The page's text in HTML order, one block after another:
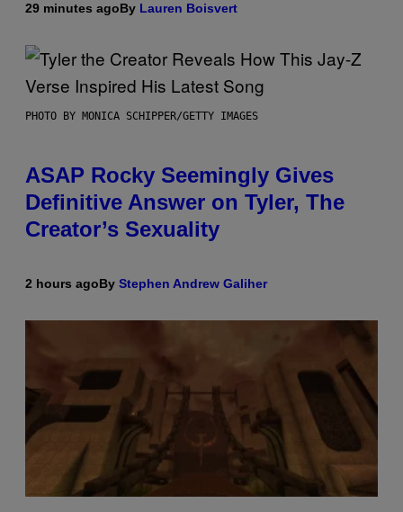
29 minutes agoBy Lauren Boisvert
PHOTO BY MONICA SCHIPPER/GETTY IMAGES
ASAP Rocky Seemingly Gives
Definitive Answer on Tyler, The
Creator’s Sexuality
2 hours agoBy Stephen Andrew Galiher